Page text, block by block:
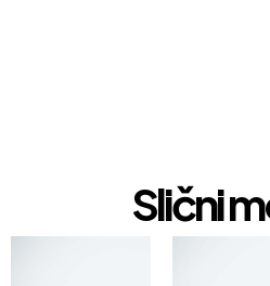
Slični